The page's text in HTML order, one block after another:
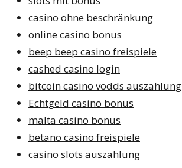
casino ohne beschränkung
online casino bonus
beep beep casino freispiele
cashed casino login
bitcoin casino vodds auszahlung
Echtgeld casino bonus
malta casino bonus
betano casino freispiele
casino slots auszahlung